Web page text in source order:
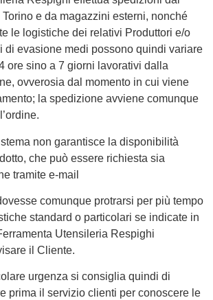
e da magazzini esterni, nonché
le logistiche dei relativi Produttori e/o
di evasione medi possono quindi variare
ore sino a 7 giorni lavorativi dalla
ovverosia dal momento in cui viene
la spedizione avviene comunque
non garantisce la disponibilità
che può essere richiesta sia
tramite e-mail
comunque protrarsi per più tempo
standard o particolari se indicate in
Utensileria Respighi
il Cliente.
urgenza si consiglia quindi di
prima il servizio clienti per conoscere le